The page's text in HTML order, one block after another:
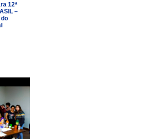
12ª
–